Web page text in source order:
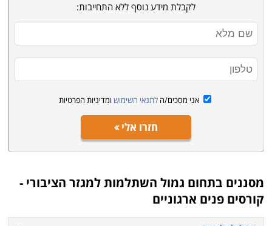
לקבלת מידע נוסף ללא התחייבות:
אני מסכים/ה לתנאי השימוש ומדיניות הפרטיות
חזרו אלי
מסננים בתחום גמול השתלמות למגזר הציבורי -
קורסים פנים ארגוניים